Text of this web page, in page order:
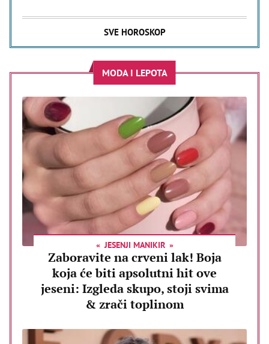
SVE HOROSKOP
MODA I LEPOTA
JESENJI MANIKIR
Zaboravite na crveni lak! Boja
koja će biti apsolutni hit ove
jeseni: Izgleda skupo, stoji svima
& zrači toplinom